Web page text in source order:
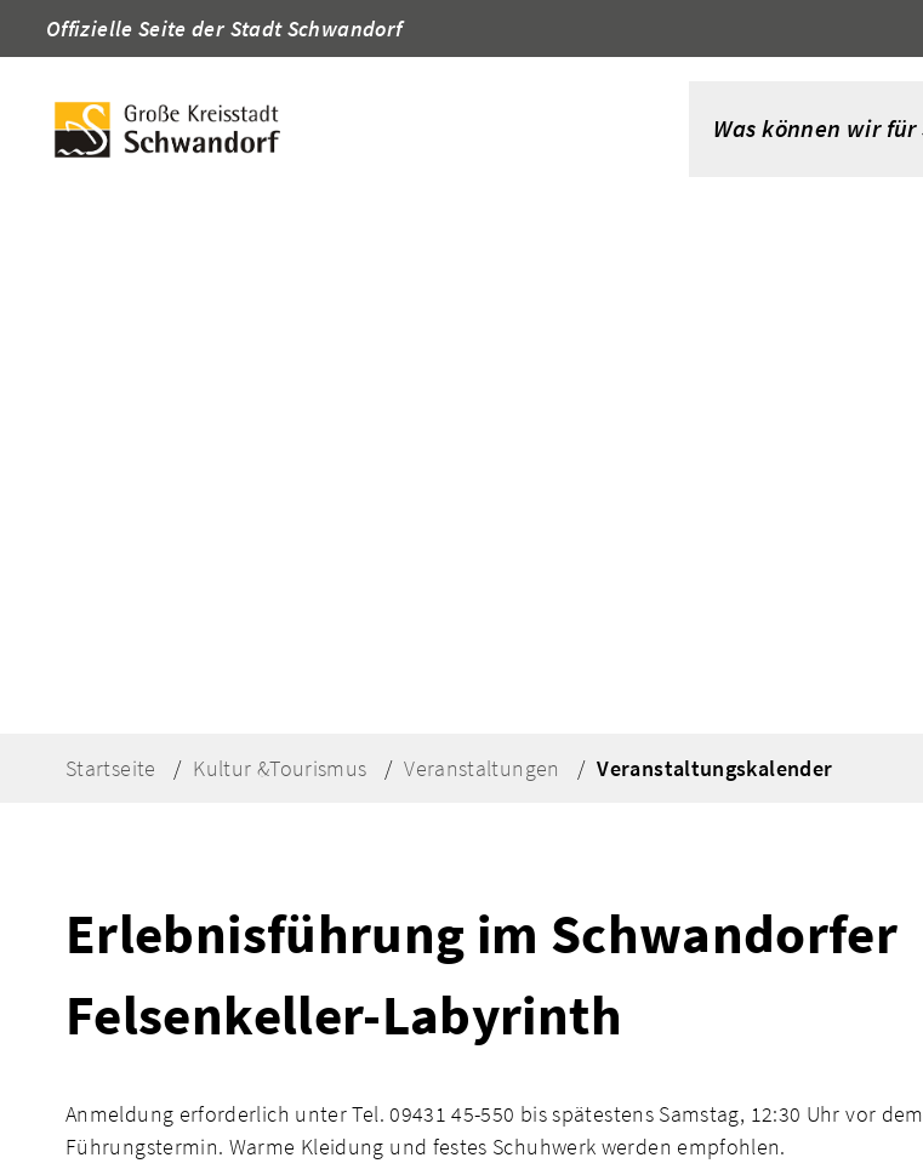
Offizielle Seite der Stadt Schwandorf
Startseite Kultur &Tourismus Veranstaltungen Veranstaltungskalender
Erlebnisführung im Schwandorfer
Felsenkeller-Labyrinth
Anmeldung erforderlich unter Tel. 09431 45-550 bis spätestens Samstag, 12:30 Uhr vor dem
Führungstermin. Warme Kleidung und festes Schuhwerk werden empfohlen.